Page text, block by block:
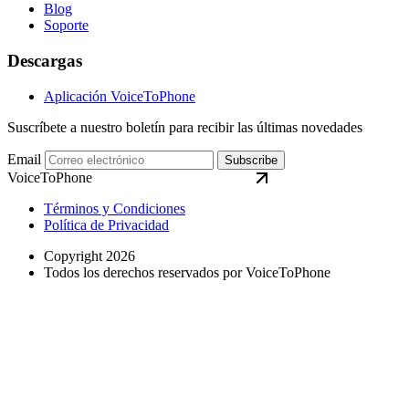
Blog
Soporte
Descargas
Aplicación VoiceToPhone
Suscríbete a nuestro boletín para recibir las últimas novedades
Email Subscribe
VoiceToPhone
Términos y Condiciones
Política de Privacidad
Copyright 2026
Todos los derechos reservados por VoiceToPhone